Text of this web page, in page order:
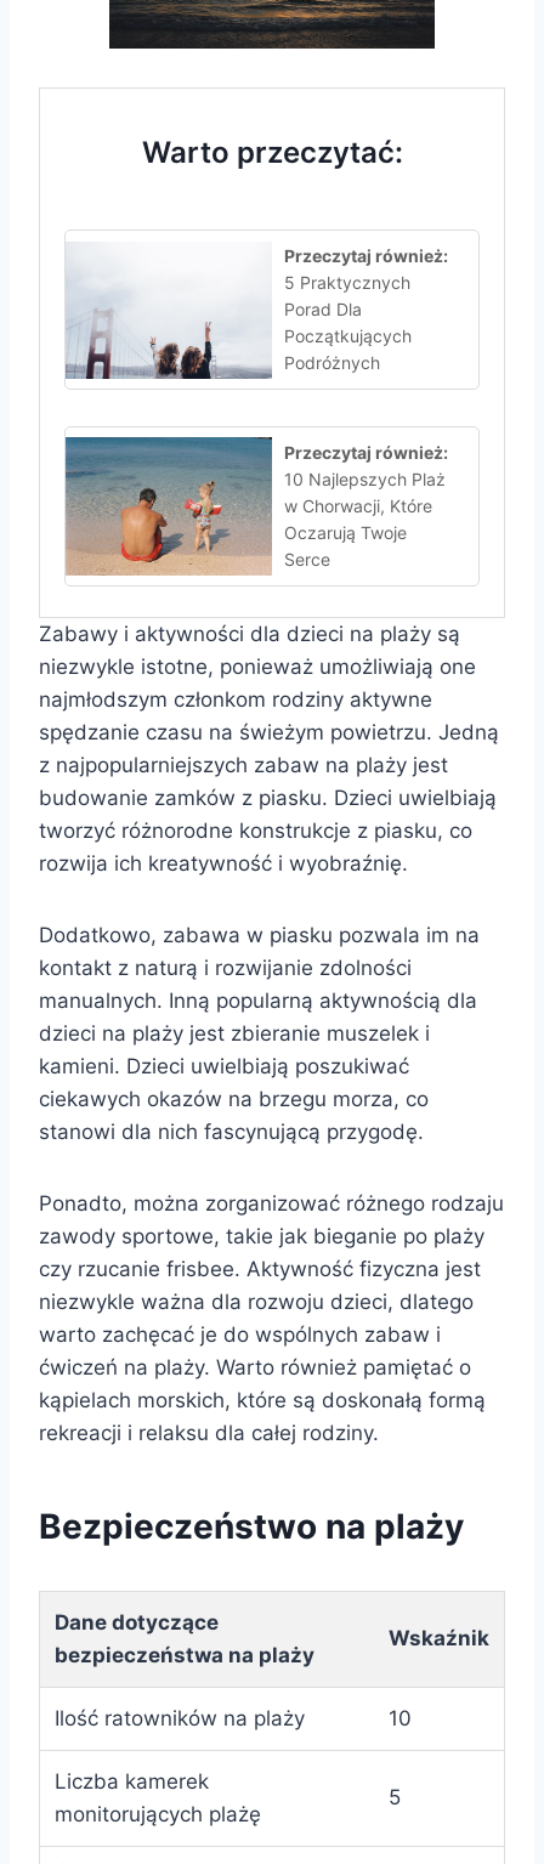
Warto przeczytać:
Przeczytaj również:
5 Praktycznych
Porad Dla
Początkujących
Podróżnych
Przeczytaj również:
10 Najlepszych Plaż
w Chorwacji, Które
Oczarują Twoje
Serce
Zabawy i aktywności dla dzieci na plaży są
niezwykle istotne, ponieważ umożliwiają one
najmłodszym członkom rodziny aktywne
spędzanie czasu na świeżym powietrzu. Jedną
z najpopularniejszych zabaw na plaży jest
budowanie zamków z piasku. Dzieci uwielbiają
tworzyć różnorodne konstrukcje z piasku, co
rozwija ich kreatywność i wyobraźnię.
Dodatkowo, zabawa w piasku pozwala im na
kontakt z naturą i rozwijanie zdolności
manualnych. Inną popularną aktywnością dla
dzieci na plaży jest zbieranie muszelek i
kamieni. Dzieci uwielbiają poszukiwać
ciekawych okazów na brzegu morza, co
stanowi dla nich fascynującą przygodę.
Ponadto, można zorganizować różnego rodzaju
zawody sportowe, takie jak bieganie po plaży
czy rzucanie frisbee. Aktywność fizyczna jest
niezwykle ważna dla rozwoju dzieci, dlatego
warto zachęcać je do wspólnych zabaw i
ćwiczeń na plaży. Warto również pamiętać o
kąpielach morskich, które są doskonałą formą
rekreacji i relaksu dla całej rodziny.
Bezpieczeństwo na plaży
Dane dotyczące
bezpieczeństwa na plaży
Wskaźnik
Ilość ratowników na plaży 10
Liczba kamerek
monitorujących plażę
5